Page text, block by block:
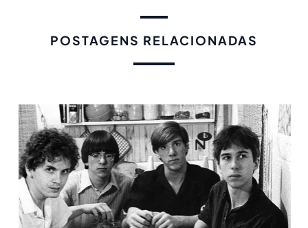
POSTAGENS RELACIONADAS